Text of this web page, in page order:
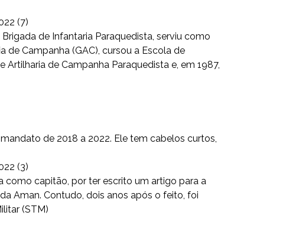
(7)
de Infantaria Paraquedista, serviu como
de Campanha (GAC), cursou a Escola de
Artilharia de Campanha Paraquedista e, em 1987,
(3)
como capitão, por ter escrito um artigo para a
Aman. Contudo, dois anos após o feito, foi
(STM)